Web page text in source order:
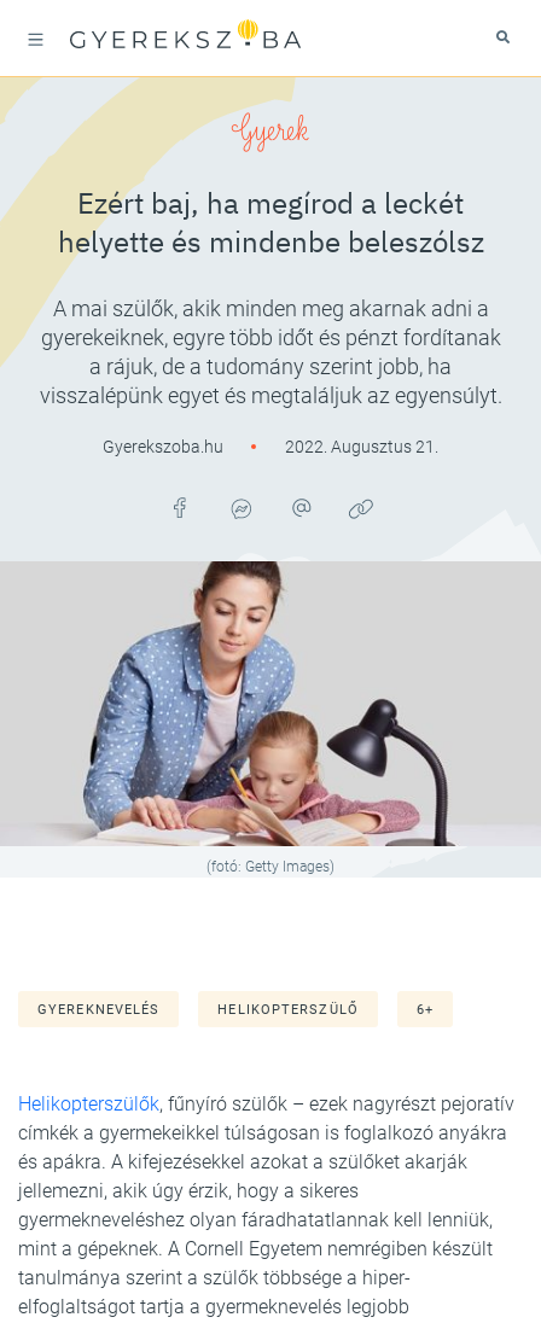
Gyerek
Ezért baj, ha megírod a leckét
helyette és mindenbe beleszólsz
A mai szülők, akik minden meg akarnak adni a
gyerekeiknek, egyre több időt és pénzt fordítanak
a rájuk, de a tudomány szerint jobb, ha
visszalépünk egyet és megtaláljuk az egyensúlyt.
Gyerekszoba.hu 2022. Augusztus 21.
(fotó: Getty Images)
GYEREKNEVELÉS HELIKOPTERSZÜLŐ 6+
Helikopterszülők, fűnyíró szülők – ezek nagyrészt pejoratív
címkék a gyermekeikkel túlságosan is foglalkozó anyákra
és apákra. A kifejezésekkel azokat a szülőket akarják
jellemezni, akik úgy érzik, hogy a sikeres
gyermekneveléshez olyan fáradhatatlannak kell lenniük,
mint a gépeknek. A Cornell Egyetem nemrégiben készült
tanulmánya szerint a szülők többsége a hiper-
elfoglaltságot tartja a gyermeknevelés legjobb